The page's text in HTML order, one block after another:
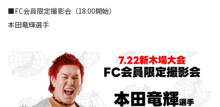
■FC会員限定撮影会（18:00開始）
本田竜輝選手